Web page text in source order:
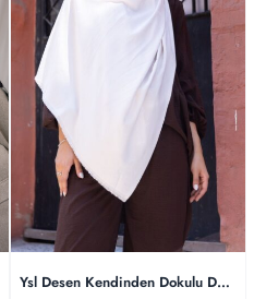
Ysl Desen Kendinden Dokulu